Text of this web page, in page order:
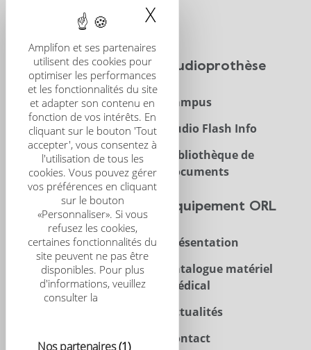
Amplifon et ses partenaires
utilisent des cookies pour
optimiser les performances
et les fonctionnalités du site
et adapter son contenu en
fonction de vos intérêts. En
cliquant sur le bouton 'Tout
accepter', vous consentez à
l'utilisation de tous les
cookies. Vous pouvez gérer
vos préférences en cliquant
sur le bouton
«Personnaliser». Si vous
refusez les cookies,
certaines fonctionnalités du
site peuvent ne pas être
disponibles. Pour plus
d'informations, veuillez
consulter la
Nos partenaires(1)
X
Téléchargements
CRS
Présentation
CRS Scientific Journal
Congrès
Audioprothèse
Campus
Audio Flash Info
Bibliothèque de
documents
Trouver un centre
Acouphènes
Enfant
Implants
Équipement ORL
Présentation
Catalogue matériel
médical
Actualités
Contact